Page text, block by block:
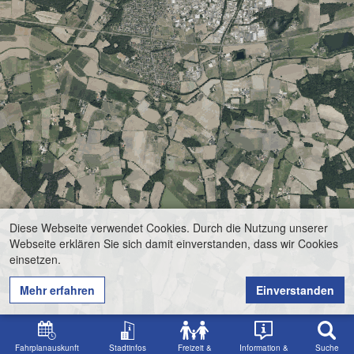
Fahrplanauskunft Stadtinfos
Freizeit &
Information &
Suche
Diese Webseite verwendet Cookies. Durch die Nutzung unserer
Webseite erklären Sie sich damit einverstanden, dass wir Cookies
einsetzen.
Mehr erfahren
Einverstanden